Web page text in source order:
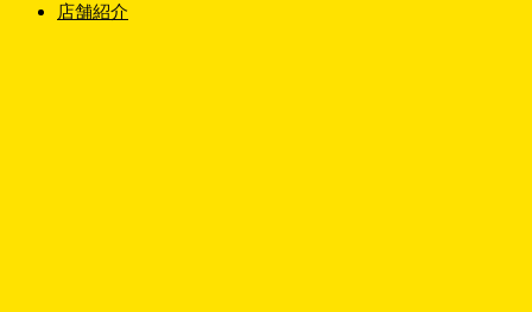
店舗紹介